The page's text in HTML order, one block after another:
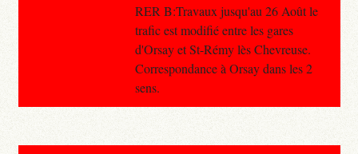
RER B:Travaux jusqu'au 26 Août le
trafic est modifié entre les gares
d'Orsay et St-Rémy lès Chevreuse.
Correspondance à Orsay dans les 2
sens.